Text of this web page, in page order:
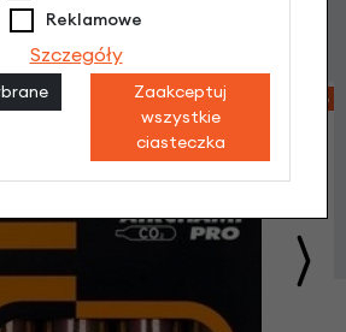
-24%
Reklamowe
Szczegóły
Zaakceptuj
wszystkie
ciasteczka